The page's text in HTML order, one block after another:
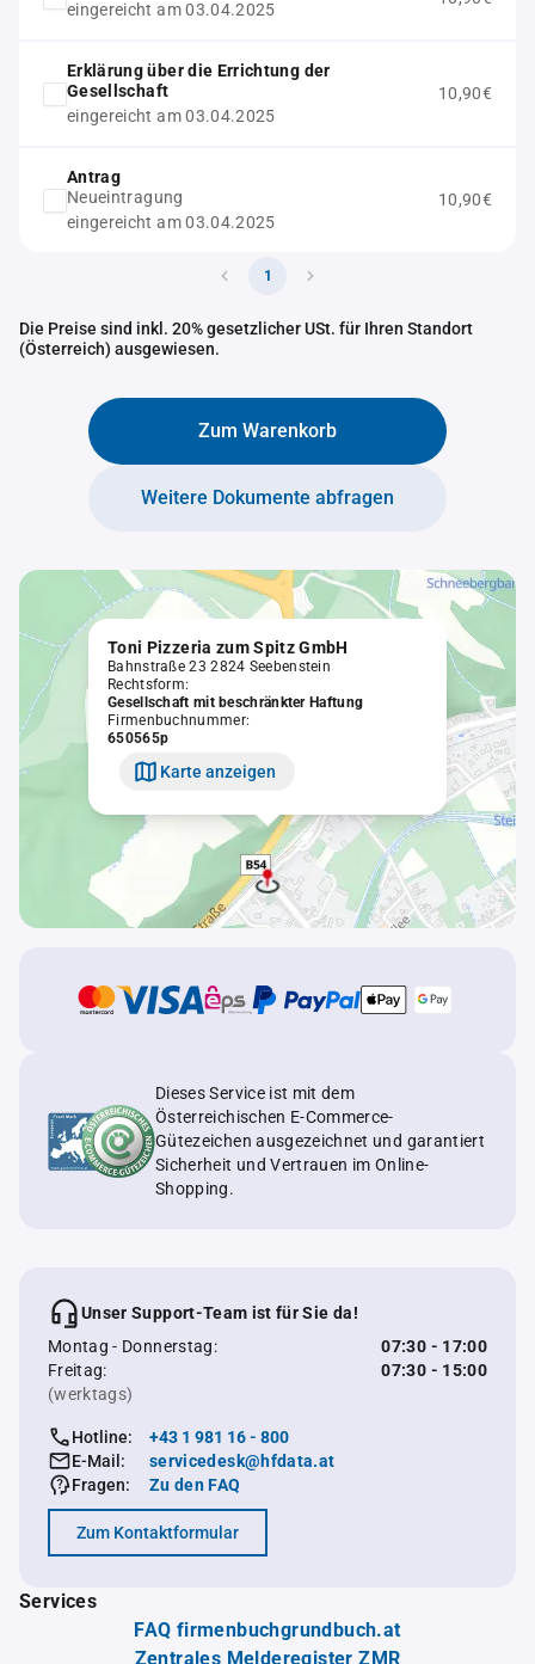
eingereicht am 03.04.2025
Erklärung über die Errichtung der
Gesellschaft
eingereicht am 03.04.2025
10,90€
Antrag
Neueintragung
eingereicht am 03.04.2025
10,90€
1
Die Preise sind inkl. 20% gesetzlicher USt. für Ihren Standort
(Österreich) ausgewiesen.
Zum Warenkorb
Weitere Dokumente abfragen
Toni Pizzeria zum Spitz GmbH
Bahnstraße 23 2824 Seebenstein
Rechtsform:
Gesellschaft mit beschränkter Haftung
Firmenbuchnummer:
650565p
Karte anzeigen
Dieses Service ist mit dem
Österreichischen E-Commerce-
Gütezeichen ausgezeichnet und garantiert
Sicherheit und Vertrauen im Online-
Shopping.
Unser Support-Team ist für Sie da!
Montag - Donnerstag:
07:30 - 17:00
Freitag:
07:30 - 15:00
(werktags)
Hotline:
+43 1 981 16 - 800
E-Mail:
servicedesk@hfdata.at
Fragen:
Zu den FAQ
Zum Kontaktformular
Services
FAQ firmenbuchgrundbuch.at
Zentrales Melderegister ZMR